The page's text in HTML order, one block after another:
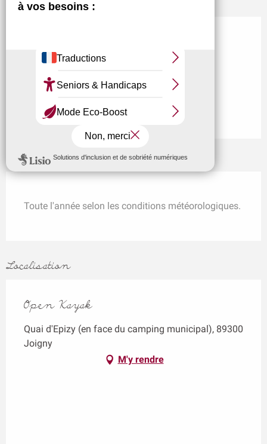
Moyens de paiement
Chèques bancaires et postaux
Espèces
Virements
Périodes d'ouverture
Toute l'année selon les conditions météorologiques.
Localisation
Open Kayak
Quai d'Epizy (en face du camping municipal), 89300
Joigny
M'y rendre